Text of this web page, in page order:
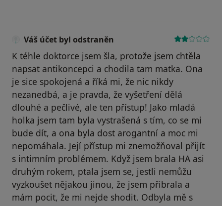
Váš účet byl odstraněn
K téhle doktorce jsem šla, protože jsem chtěla
napsat antikoncepci a chodila tam matka. Ona
je sice spokojená a říká mi, že nic nikdy
nezanedbá, a je pravda, že vyšetření dělá
dlouhé a pečlivé, ale ten přístup! Jako mladá
holka jsem tam byla vystrašená s tím, co se mi
bude dít, a ona byla dost arogantní a moc mi
nepomáhala. Její přístup mi znemožňoval přijít
s intimním problémem. Když jsem brala HA asi
druhým rokem, ptala jsem se, jestli nemůžu
vyzkoušet nějakou jinou, že jsem přibrala a
mám pocit, že mi nejde shodit. Odbyla mě s